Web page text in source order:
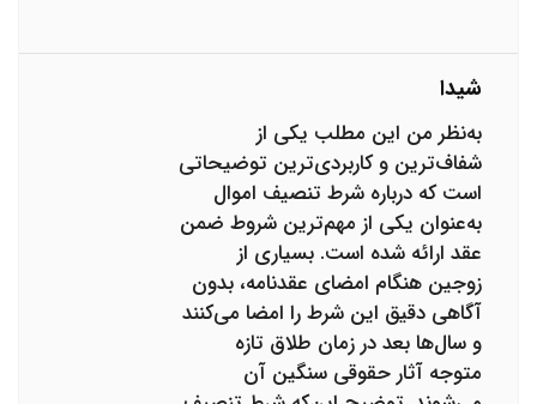
شیدا
به‌نظر من این مطلب یکی از
شفاف‌ترین و کاربردی‌ترین توضیحاتی
است که درباره شرط تنصیف اموال
به‌عنوان یکی از مهم‌ترین شروط ضمن
عقد ارائه شده است. بسیاری از
زوجین هنگام امضای عقدنامه، بدون
آگاهی دقیق این شرط را امضا می‌کنند
و سال‌ها بعد در زمان طلاق تازه
متوجه آثار حقوقی سنگین آن